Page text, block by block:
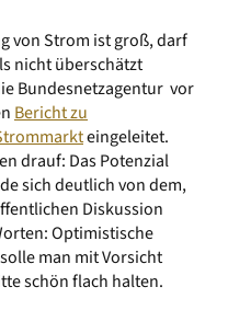
von Strom ist groß, darf
nicht überschätzt
Bundesnetzagentur vor
Bericht zu
eingeleitet.
drauf: Das Potenzial
sich deutlich von dem,
Diskussion
Optimistische
man mit Vorsicht
schön flach halten.